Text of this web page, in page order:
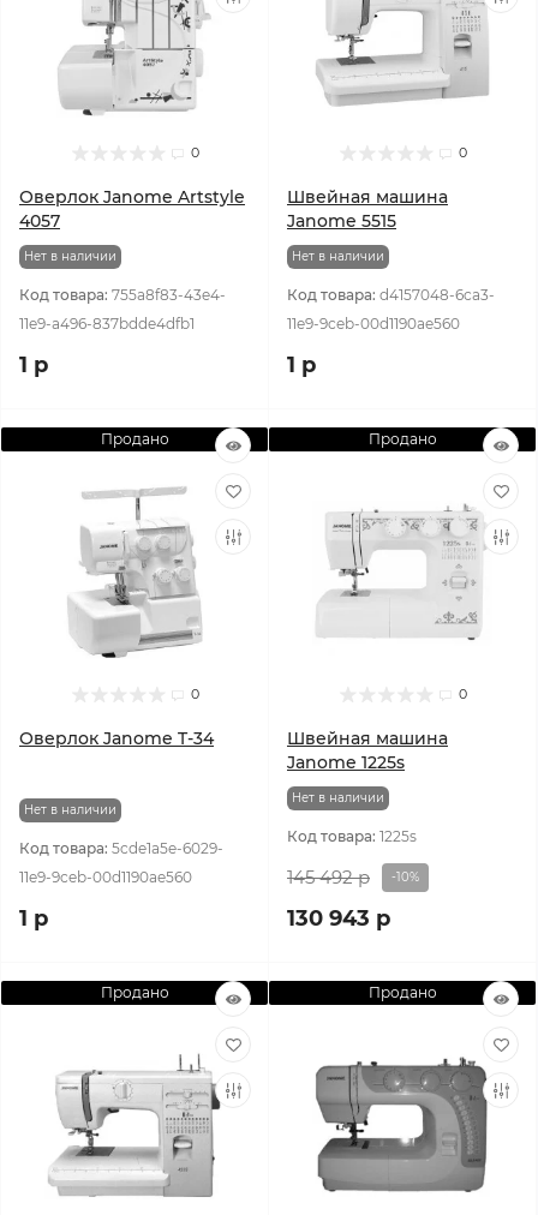
0
Оверлок Janome Artstyle
4057
Нет в наличии
Код товара: 755a8f83-43e4-
11e9-a496-837bdde4dfb1
1 р
0
Швейная машина
Janome 5515
Нет в наличии
Код товара: d4157048-6ca3-
11e9-9ceb-00d1190ae560
1 р
Продано
0
Оверлок Janome T-34
Нет в наличии
Код товара: 5cde1a5e-6029-
11e9-9ceb-00d1190ae560
1 р
Продано
0
Швейная машина
Janome 1225s
Нет в наличии
Код товара: 1225s
145 492 р -10%
130 943 р
Продано Продано